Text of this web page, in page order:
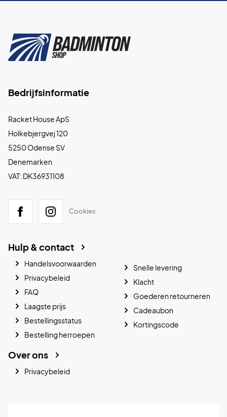
Bedrijfsinformatie
Racket House ApS
Holkebjergvej 120
5250 Odense SV
Denemarken
VAT: DK36931108
Cookies
Hulp & contact
Handelsvoorwaarden
Privacybeleid
FAQ
Laagste prijs
Bestellingsstatus
Bestelling herroepen
Snelle levering
Klacht
Goederen retourneren
Cadeaubon
Kortingscode
Over ons
Privacybeleid